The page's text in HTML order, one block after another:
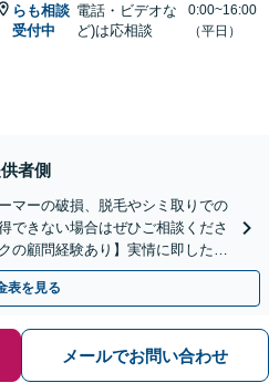
らも相談
受付中
電話・ビデオな
ど)は応相談
0:00~16:00
（平日）
者側
マーの破損、脱毛やシミ取りでの
できない場合はぜひご相談くださ
の顧問経験あり】実情に即したア
の解決を目指します。
表を見る
メールでお問い合わせ